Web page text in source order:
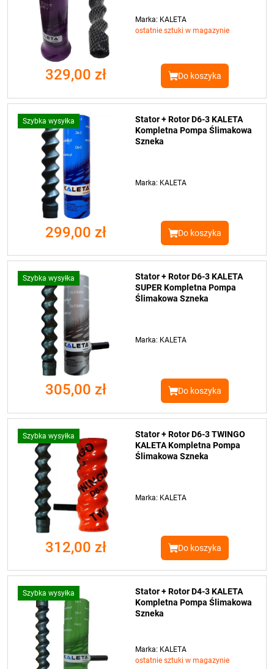
Marka: KALETA
ostatnie sztuki w magazynie
329,00 zł Do koszyka
Szybka wysyłka
Stator + Rotor D6-3 KALETA
Kompletna Pompa Ślimakowa
Szneka
Marka: KALETA
299,00 zł Do koszyka
Szybka wysyłka
Stator + Rotor D6-3 KALETA
SUPER Kompletna Pompa
Ślimakowa Szneka
Marka: KALETA
305,00 zł Do koszyka
Szybka wysyłka
Stator + Rotor D6-3 TWINGO
KALETA Kompletna Pompa
Ślimakowa Szneka
Marka: KALETA
312,00 zł Do koszyka
Szybka wysyłka
Stator + Rotor D4-3 KALETA
Kompletna Pompa Ślimakowa
Szneka
Marka: KALETA
ostatnie sztuki w magazynie